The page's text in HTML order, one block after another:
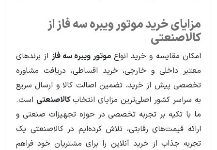
مزایای خرید موتور ویبره سه فاز از
کالاصنعتی
امکان مقایسه و خرید انواعموتور ویبره سه فاز از برندهای
معتبر داخلی و خارجی، خرید اقساطی، دریافت مشاوره
تخصصی پیش از خرید، تضمین اصالت کالا و ارسال سریع
به سراسر کشور اصلی‌ترین مزایای انتخابکالاصنعتی است.
ما با تکیه بر تجربه تخصصی در حوزه تجهیزات صنعتی و
ارائه قیمت‌های رقابتی، تلاش کرده‌ایم در کالاصنعتی یک
تجربه جذاب از خرید آنلاین را برای مشتریان خود فراهم